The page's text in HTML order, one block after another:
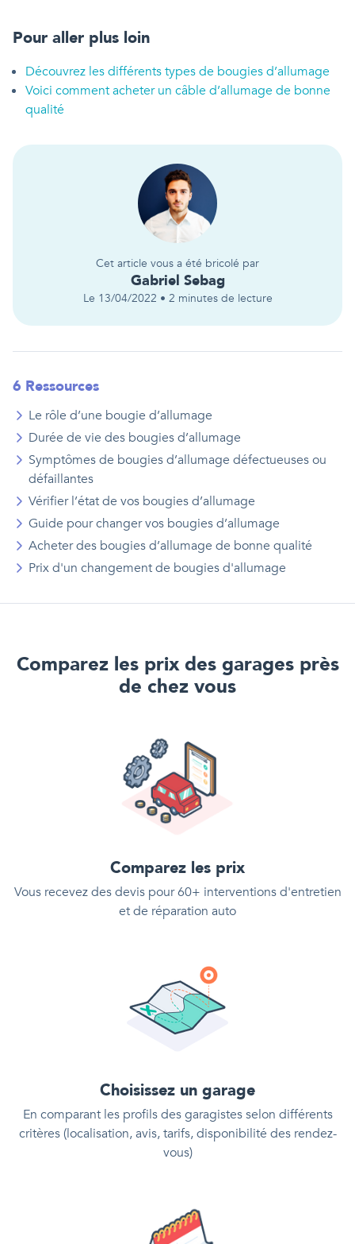
Pour aller plus loin
Découvrez les différents types de bougies d’allumage
Voici comment acheter un câble d’allumage de bonne
qualité
Cet article vous a été bricolé par
Gabriel Sebag
Le 13/04/2022 • 2 minutes de lecture
6 Ressources
Le rôle d’une bougie d’allumage
Durée de vie des bougies d’allumage
Symptômes de bougies d’allumage défectueuses ou
défaillantes
Vérifier l’état de vos bougies d’allumage
Guide pour changer vos bougies d’allumage
Acheter des bougies d’allumage de bonne qualité
Prix d'un changement de bougies d'allumage
Comparez les prix des garages près
de chez vous
Comparez les prix
Vous recevez des devis pour 60+ interventions d'entretien
et de réparation auto
Choisissez un garage
En comparant les profils des garagistes selon différents
critères (localisation, avis, tarifs, disponibilité des rendez-
vous)